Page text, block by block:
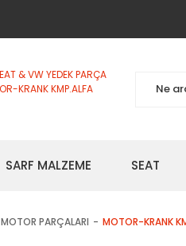
SARF MALZEME SEAT
MOTOR PARÇALARI MOTOR-KRANK